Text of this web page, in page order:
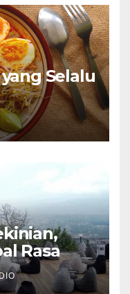
Selalu
Rasa